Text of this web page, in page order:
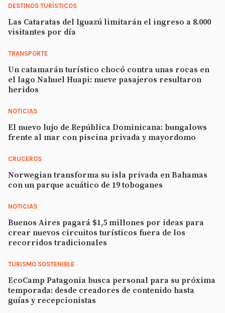
DESTINOS TURÍSTICOS
Las Cataratas del Iguazú limitarán el ingreso a 8.000
visitantes por día
TRANSPORTE
Un catamarán turístico chocó contra unas rocas en
el lago Nahuel Huapi: nueve pasajeros resultaron
heridos
NOTICIAS
El nuevo lujo de República Dominicana: bungalows
frente al mar con piscina privada y mayordomo
CRUCEROS
Norwegian transforma su isla privada en Bahamas
con un parque acuático de 19 toboganes
NOTICIAS
Buenos Aires pagará $1,5 millones por ideas para
crear nuevos circuitos turísticos fuera de los
recorridos tradicionales
TURISMO SOSTENIBLE
EcoCamp Patagonia busca personal para su próxima
temporada: desde creadores de contenido hasta
guías y recepcionistas